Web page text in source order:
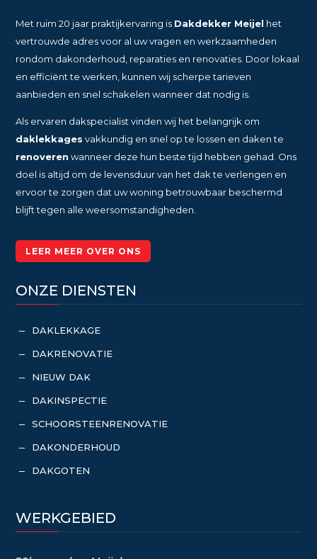
Met ruim 20 jaar praktijkervaring is Dakdekker Meijel het
vertrouwde adres voor al uw vragen en werkzaamheden
rondom dakonderhoud, reparaties en renovaties. Door lokaal
en efficiënt te werken, kunnen wij scherpe tarieven
aanbieden en snel schakelen wanneer dat nodig is.
Als ervaren dakspecialist vinden wij het belangrijk om
daklekkages vakkundig en snel op te lossen en daken te
renoveren wanneer deze hun beste tijd hebben gehad. Ons
doel is altijd om de levensduur van het dak te verlengen en
ervoor te zorgen dat uw woning betrouwbaar beschermd
blijft tegen alle weersomstandigheden.
LEER MEER OVER ONS
ONZE DIENSTEN
K DAKLEKKAGE
K DAKRENOVATIE
K NIEUW DAK
K DAKINSPECTIE
K SCHOORSTEENRENOVATIE
K DAKONDERHOUD
K DAKGOTEN
WERKGEBIED